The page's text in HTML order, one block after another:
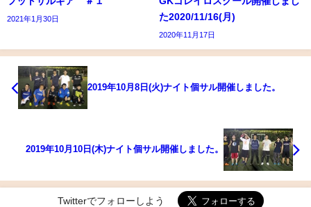
2021年1月30日
た2020/11/16(月)
2020年11月17日
2019年10月8日(火)ナイト個サル開催しました。
2019年10月10日(木)ナイト個サル開催しました。
Twitterでフォローしよう